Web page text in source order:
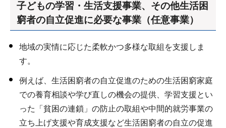
子どもの学習・生活支援事業、その他生活困
窮者の自立促進に必要な事業（任意事業）
地域の実情に応じた柔軟かつ多様な取組を支援しま
す。
例えば、生活困窮者の自立促進のための生活困窮家庭
での養育相談や学び直しの機会の提供、学習支援とい
った「貧困の連鎖」の防止の取組や中間的就労事業の
立ち上げ支援や育成支援など生活困窮者の自立の促進